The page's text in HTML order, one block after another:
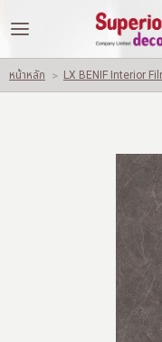
LOGIN
หน้าหลัก > LX BENIF Interior